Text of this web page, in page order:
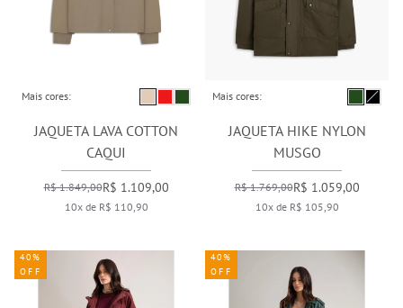
Mais cores:
JAQUETA LAVA COTTON
CAQUI
R$ 1.849,00R$ 1.109,00
10x de R$ 110,90
Mais cores:
JAQUETA HIKE NYLON
MUSGO
R$ 1.769,00R$ 1.059,00
10x de R$ 105,90
40%
OFF
40%
OFF